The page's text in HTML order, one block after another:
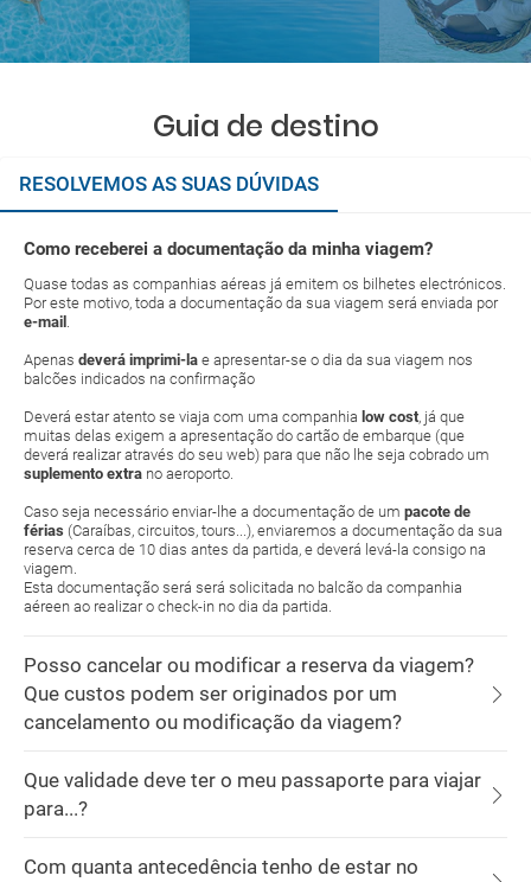
Guia de destino
RESOLVEMOS AS SUAS DÚVIDAS
Como receberei a documentação da minha viagem?
Quase todas as companhias aéreas já emitem os bilhetes electrónicos.
Por este motivo, toda a documentação da sua viagem será enviada por
e-mail .
Apenas deverá imprimi-la e apresentar-se o dia da sua viagem nos
balcões indicados na confirmação
Deverá estar atento se viaja com uma companhia low cost, já que
muitas delas exigem a apresentação do cartão de embarque (que
deverá realizar através do seu web) para que não lhe seja cobrado um
suplemento extra no aeroporto.
Caso seja necessário enviar-lhe a documentação de um pacote de
férias (Caraíbas, circuitos, tours...), enviaremos a documentação da sua
reserva cerca de 10 dias antes da partida, e deverá levá-la consigo na
viagem.
Esta documentação será será solicitada no balcão da companhia
aéreen ao realizar o check-in no dia da partida.
Posso cancelar ou modificar a reserva da viagem?
Que custos podem ser originados por um
cancelamento ou modificação da viagem?
Que validade deve ter o meu passaporte para viajar
para...?
Com quanta antecedência tenho de estar no